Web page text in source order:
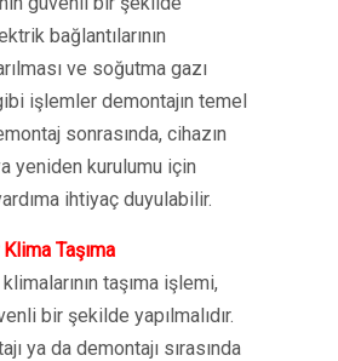
bağlantılarının
ve soğutma gazı
işlemler demontajın temel
sonrasında, cihazın
yeniden kurulumu için
ihtiyaç duyulabilir.
Taşıma
taşıma işlemi,
bir şekilde yapılmalıdır.
ya da demontajı sırasında